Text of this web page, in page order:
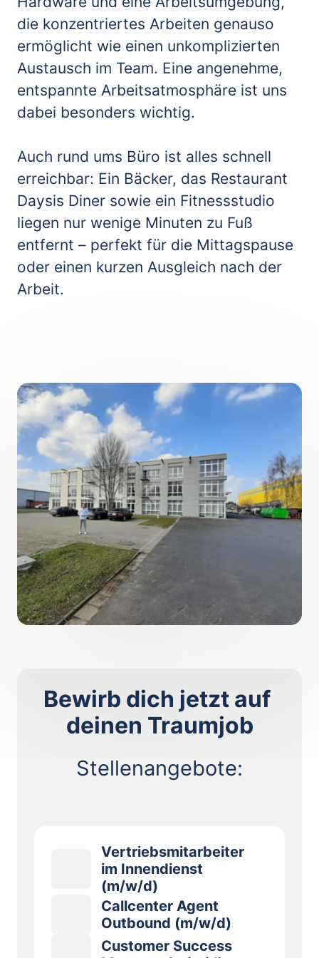
die konzentriertes Arbeiten genauso
ermöglicht wie einen unkomplizierten
Austausch im Team. Eine angenehme,
entspannte Arbeitsatmosphäre ist uns
dabei besonders wichtig.
Auch rund ums Büro ist alles schnell
erreichbar: Ein Bäcker, das Restaurant
Daysis Diner sowie ein Fitnessstudio
liegen nur wenige Minuten zu Fuß
entfernt – perfekt für die Mittagspause
oder einen kurzen Ausgleich nach der
Arbeit.
Bewirb dich jetzt auf
deinen Traumjob
Stellenangebote:
Vertriebsmitarbeiter
im Innendienst
(m/w/d)
Gehalt: €3.000,00 - €4.500,00
pro Monat
Callcenter Agent
Outbound (m/w/d)
Gehalt: €3.000,00 - €4.500,00
Customer Success